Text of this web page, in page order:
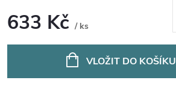
633 Kč / ks
VLOŽIT DO KOŠÍKU